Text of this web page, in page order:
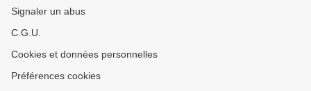
Signaler un abus
C.G.U.
Cookies et données personnelles
Préférences cookies